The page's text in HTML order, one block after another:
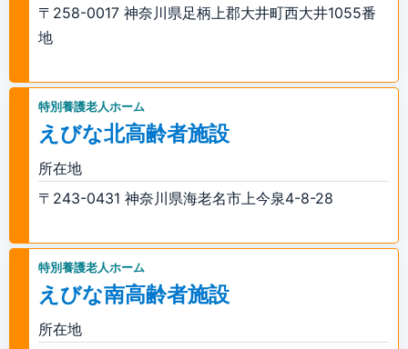
〒258-0017 神奈川県足柄上郡大井町西大井1055番
地
特別養護老人ホーム
えびな北高齢者施設
所在地
〒243-0431 神奈川県海老名市上今泉4-8-28
特別養護老人ホーム
えびな南高齢者施設
所在地